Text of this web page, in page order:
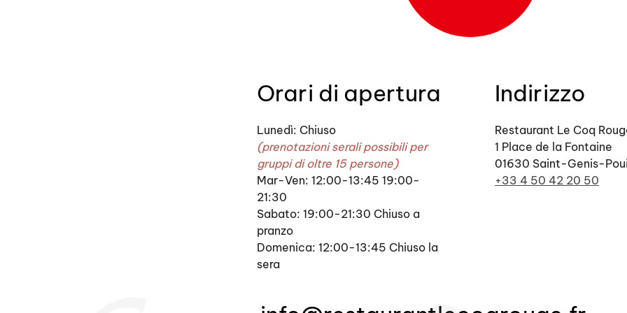
Orari di apertura
Lunedì: Chiuso
(prenotazioni serali possibili per
gruppi di oltre 15 persone)
Mar-Ven: 12:00-13:45 19:00-
21:30
Sabato: 19:00-21:30 Chiuso a
pranzo
Domenica: 12:00-13:45 Chiuso la
sera
Indirizzo
Restaurant Le Coq
1 Place de la Fontaine
01630 Saint-Genis-
+33 4 50 42 20 50